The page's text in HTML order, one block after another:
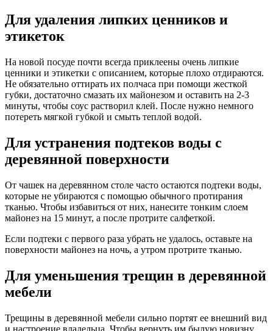
Для удаления липких ценников и
этикеток
На новой посуде почти всегда приклеены очень липкие
ценники и этикетки с описанием, которые плохо отдираются.
Не обязательно оттирать их полчаса при помощи жесткой
губки, достаточно смазать их майонезом и оставить на 2-3
минуты, чтобы соус растворил клей. После нужно немного
потереть мягкой губкой и смыть теплой водой.
Для устранения подтеков воды с
деревянной поверхности
От чашек на деревянном столе часто остаются подтеки воды,
которые не убираются с помощью обычного протирания
тканью. Чтобы избавиться от них, нанесите тонким слоем
майонез на 15 минут, а после протрите салфеткой.
Если подтеки с первого раза убрать не удалось, оставьте на
поверхности майонез на ночь, а утром протрите тканью.
Для уменьшения трещин в деревянной
мебели
Трещины в деревянной мебели сильно портят ее внешний вид
и настроение владельца. Чтобы вернуть им былую новизну,